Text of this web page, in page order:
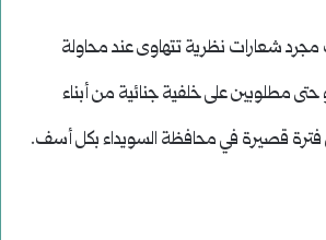
مجرد شعارات نظرية تتهاوى عند محاولة
حتى مطلوبين على خلفية جنائية من أبناء
قصيرة في محافظة السويداء بكل أسف.